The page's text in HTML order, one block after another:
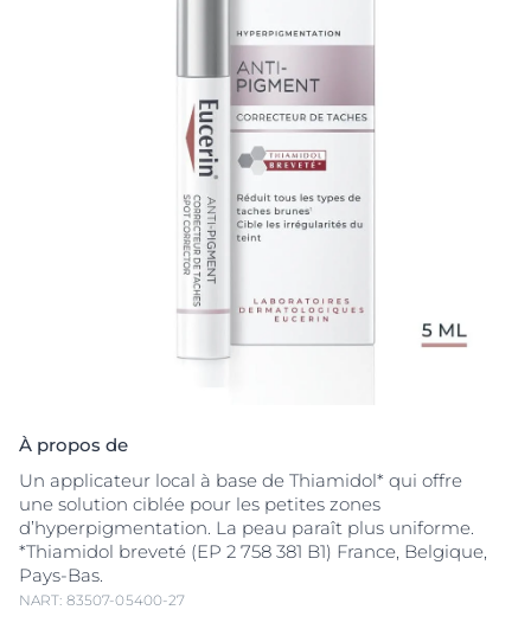
À propos de
Un applicateur local à base de Thiamidol* qui offre
une solution ciblée pour les petites zones
d’hyperpigmentation. La peau paraît plus uniforme.
*Thiamidol breveté (EP 2 758 381 B1) France, Belgique,
Pays-Bas.
NART: 83507-05400-27